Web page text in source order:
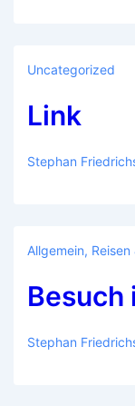
das
Bike
noch
Uncategorized
Link
Stephan
Allgemein, Reisen
Besuch
Stephan